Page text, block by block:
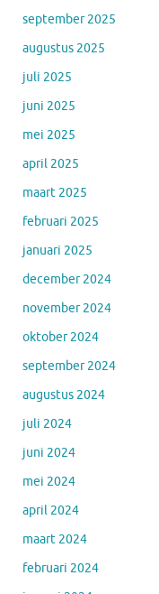
september 2025
augustus 2025
juli 2025
juni 2025
mei 2025
april 2025
maart 2025
februari 2025
januari 2025
december 2024
november 2024
oktober 2024
september 2024
augustus 2024
juli 2024
juni 2024
mei 2024
april 2024
maart 2024
februari 2024